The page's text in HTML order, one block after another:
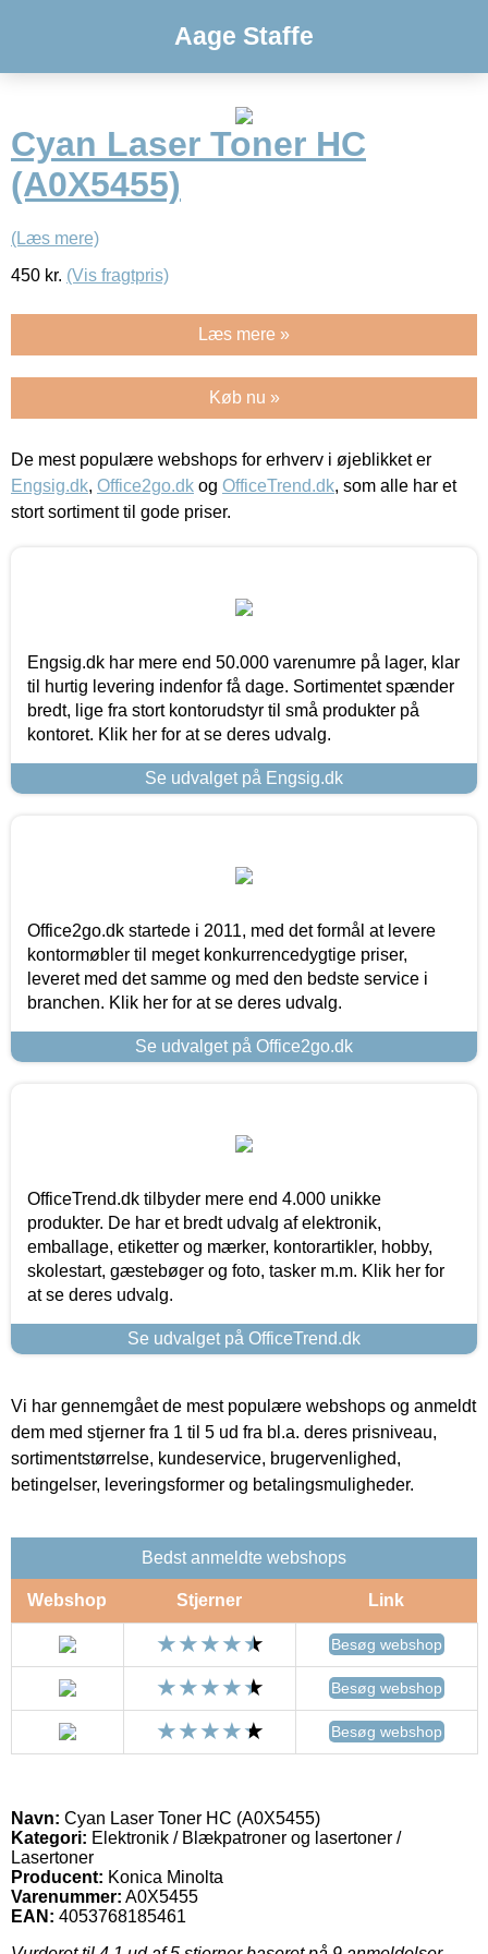
Aage Staffe
Cyan Laser Toner HC
(A0X5455)
(Læs mere)
450 kr. (Vis fragtpris)
Læs mere »
Køb nu »
De mest populære webshops for erhverv i øjeblikket er
Engsig.dk, Office2go.dk og OfficeTrend.dk, som alle har et
stort sortiment til gode priser.
Engsig.dk har mere end 50.000 varenumre på lager, klar
til hurtig levering indenfor få dage. Sortimentet spænder
bredt, lige fra stort kontorudstyr til små produkter på
kontoret. Klik her for at se deres udvalg.
Se udvalget på Engsig.dk
Office2go.dk startede i 2011, med det formål at levere
kontormøbler til meget konkurrencedygtige priser,
leveret med det samme og med den bedste service i
branchen. Klik her for at se deres udvalg.
Se udvalget på Office2go.dk
OfficeTrend.dk tilbyder mere end 4.000 unikke
produkter. De har et bredt udvalg af elektronik,
emballage, etiketter og mærker, kontorartikler, hobby,
skolestart, gæstebøger og foto, tasker m.m. Klik her for
at se deres udvalg.
Se udvalget på OfficeTrend.dk
Vi har gennemgået de mest populære webshops og anmeldt
dem med stjerner fra 1 til 5 ud fra bl.a. deres prisniveau,
sortimentstørrelse, kundeservice, brugervenlighed,
betingelser, leveringsformer og betalingsmuligheder.
Bedst anmeldte webshops
Webshop Stjerner Link
Besøg webshop
Besøg webshop
Besøg webshop
Navn: Cyan Laser Toner HC (A0X5455)
Kategori: Elektronik / Blækpatroner og lasertoner /
Lasertoner
Producent: Konica Minolta
Varenummer: A0X5455
EAN: 4053768185461